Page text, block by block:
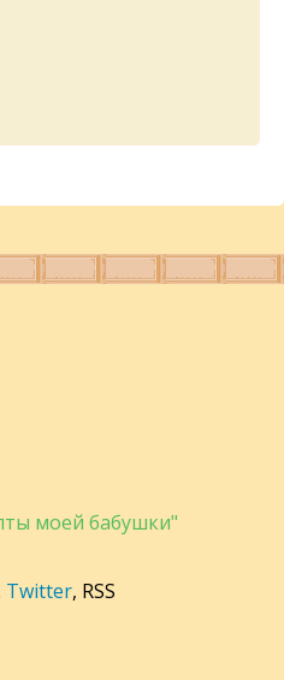
моей бабушки"
Twitter, RSS